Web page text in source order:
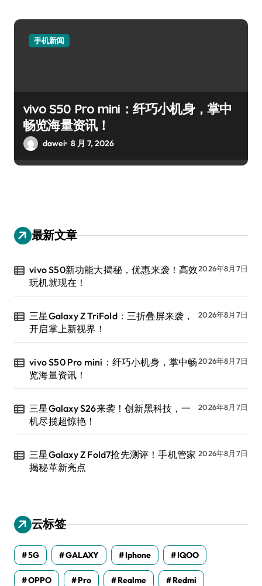
手机新闻
vivo S50 Pro mini：纤巧小机身，掌中
畅览海量资讯！
dawei 8 月 7, 2026
最新文章
vivo S50新功能大揭秘，优惠来袭！高效
玩机就现在！
2026年8月7日
三星Galaxy Z TriFold：三折叠屏来袭，
开启掌上新视界！
2026年8月7日
vivo S50 Pro mini：纤巧小机身，掌中畅
览海量资讯！
2026年8月7日
三星Galaxy S26来袭！创新黑科技，一
机尽揽超惊艳！
2026年8月7日
三星Galaxy Z Fold7抢先测评！手机管家
揭秘革新亮点
2026年8月7日
云标签
5G GALAXY Iphone IQOO
OPPO Pro Realme Redmi